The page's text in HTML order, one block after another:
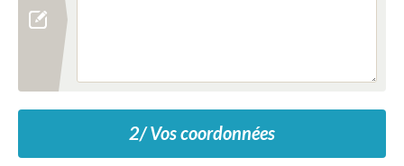
2/ Vos coordonnées